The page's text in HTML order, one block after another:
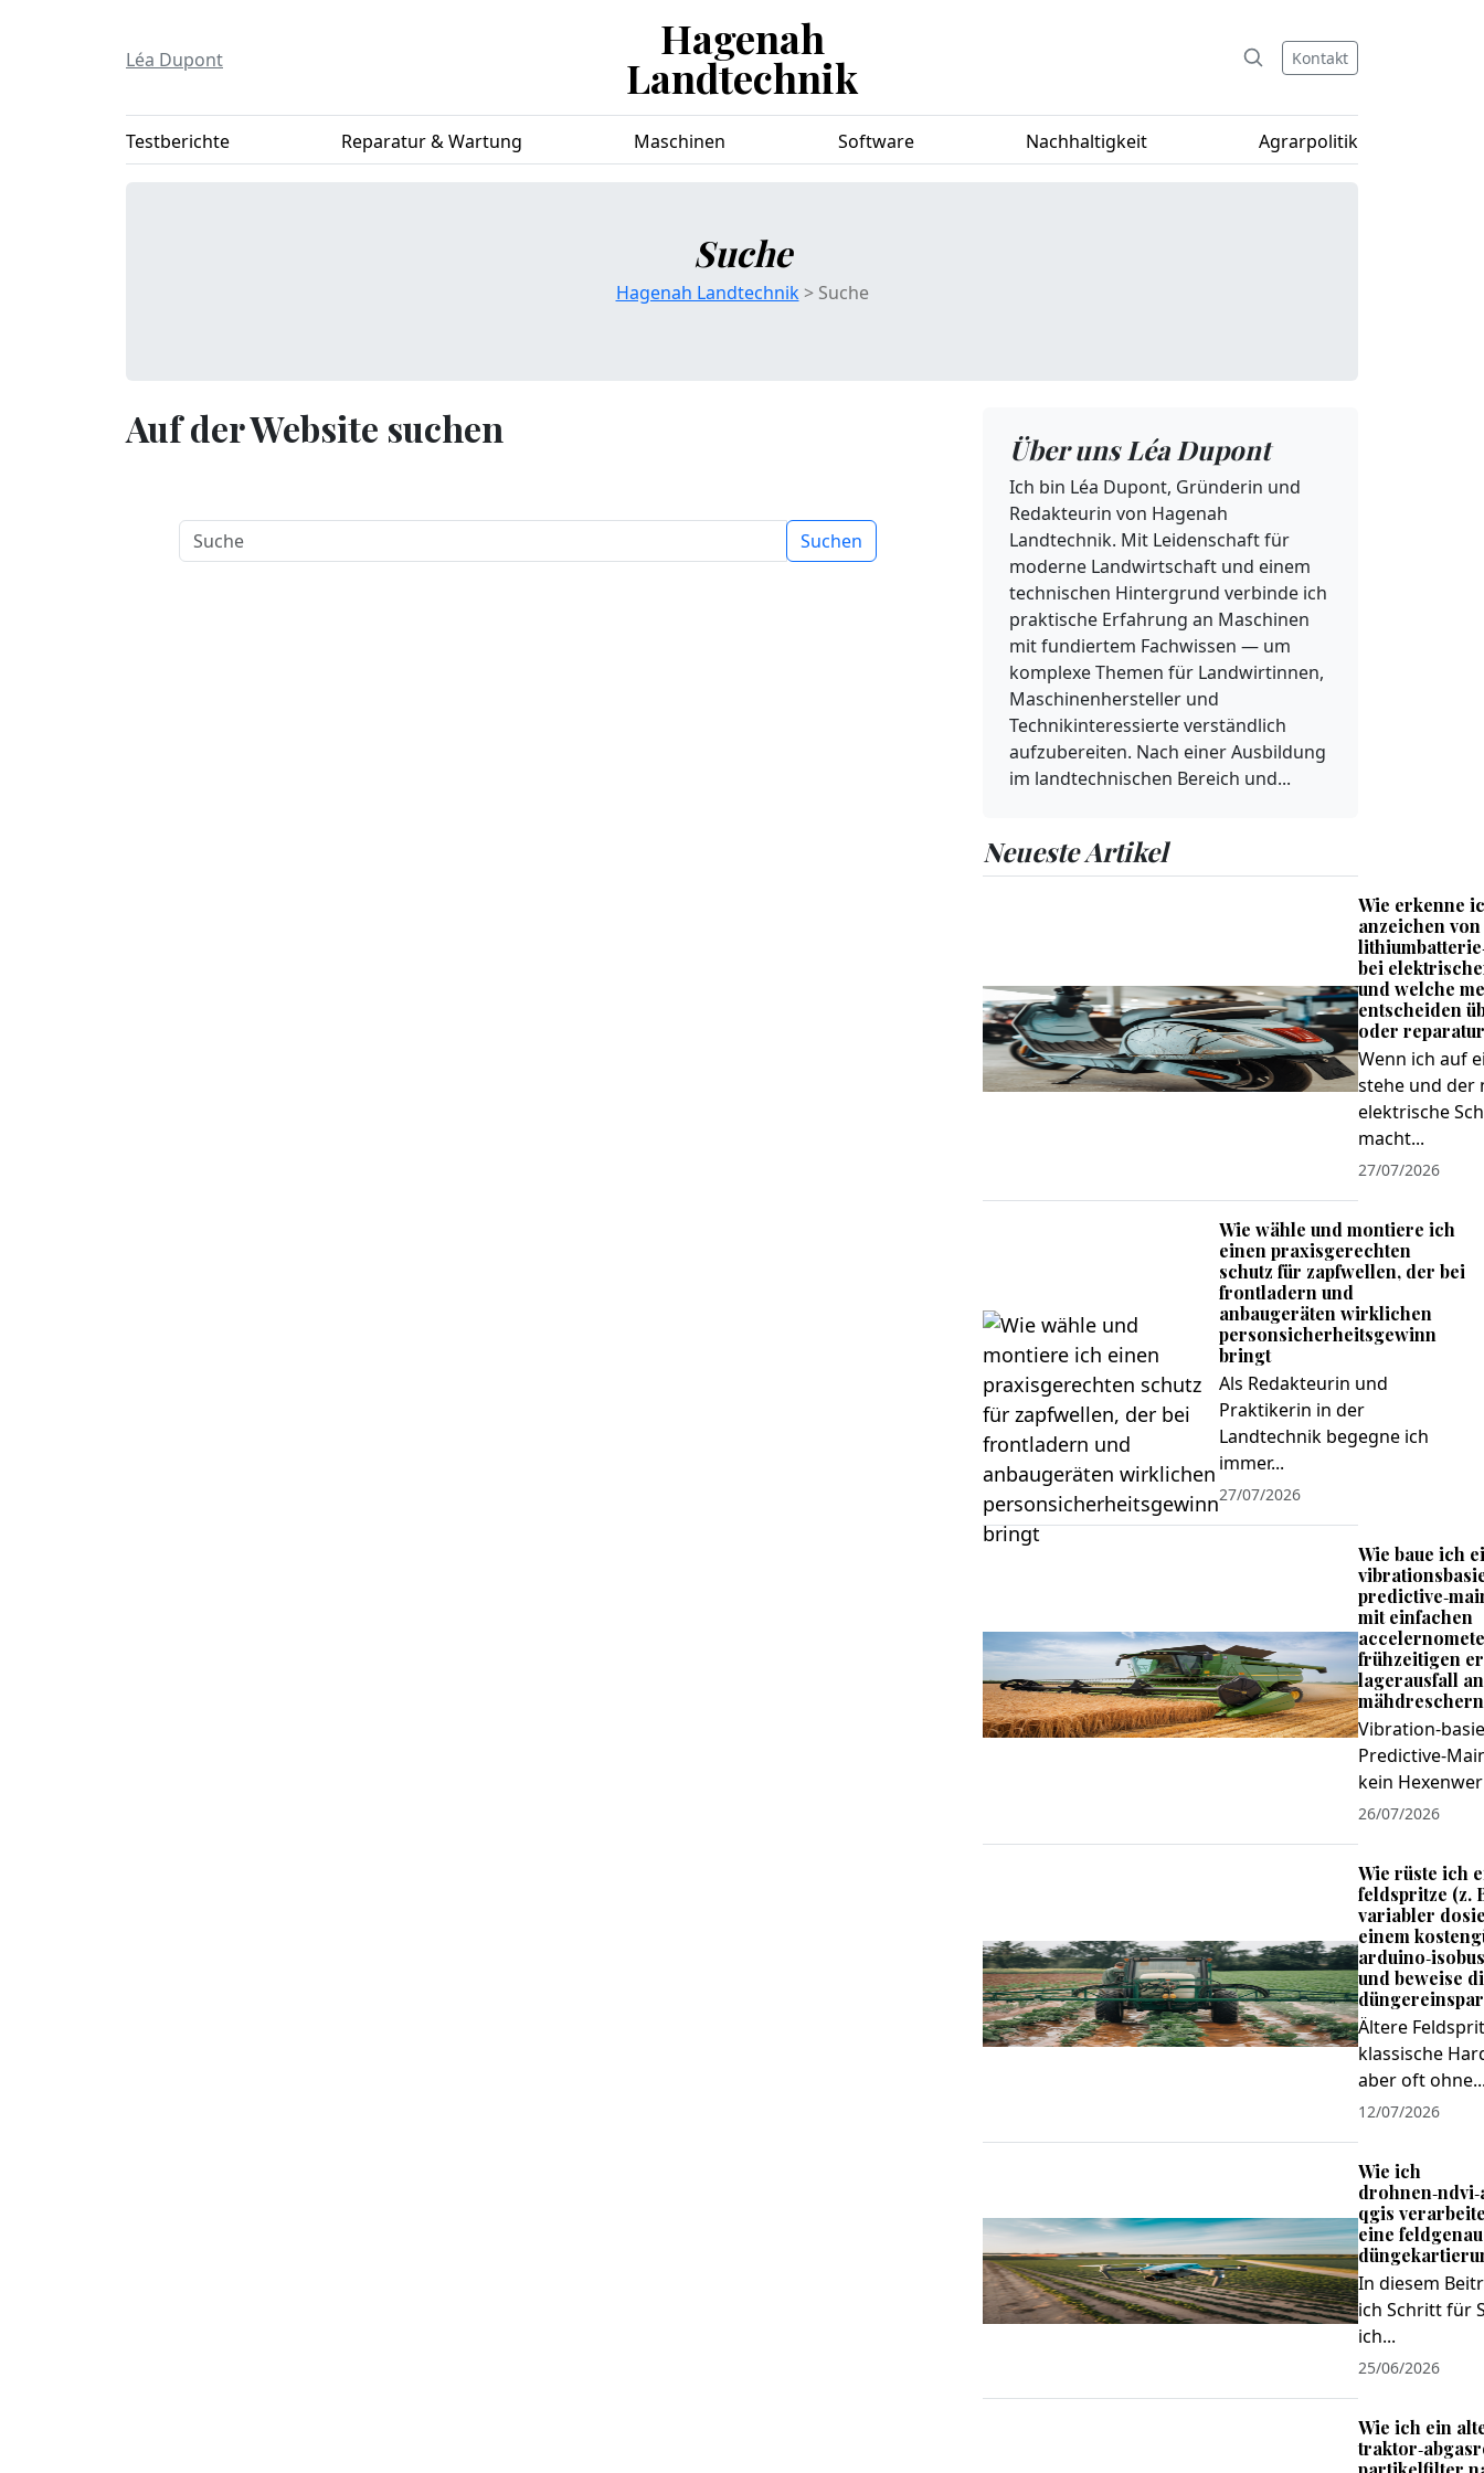
Léa Dupont Hagenah
Landtechnik Kontakt
Testberichte Reparatur & Wartung Maschinen Software Nachhaltigkeit Agrarpolitik
Suche
Hagenah Landtechnik> Suche
Auf der Website suchen
Suchen
Über uns Léa Dupont
Ich bin Léa Dupont, Gründerin und
Redakteurin von Hagenah
Landtechnik. Mit Leidenschaft für
moderne Landwirtschaft und einem
technischen Hintergrund verbinde ich
praktische Erfahrung an Maschinen
mit fundiertem Fachwissen — um
komplexe Themen für Landwirtinnen,
Maschinenhersteller und
Technikinteressierte verständlich
aufzubereiten. Nach einer Ausbildung
im landtechnischen Bereich und...
Neueste Artikel
Wie erkenne
anzeichen von
bei
und welche
entscheiden
oder reparatur
Wenn ich auf
stehe und der
elektrische
macht...
27/07/2026
Wie wähle und montiere ich
einen praxisgerechten
schutz für zapfwellen, der bei
frontladern und
anbaugeräten wirklichen
personsicherheitsgewinn
bringt
Als Redakteurin und
Praktikerin in der
Landtechnik begegne ich
immer...
27/07/2026
Wie baue ich
mit einfachen
frühzeitigen
lagerausfall an
kein
26/07/2026
Wie rüste ich
feldspritze (z.
variabler
einem
und beweise
Ältere
klassische
aber oft
12/07/2026
Wie ich
qgis
eine
In diesem
ich Schritt für
ich...
25/06/2026
Wie ich ein